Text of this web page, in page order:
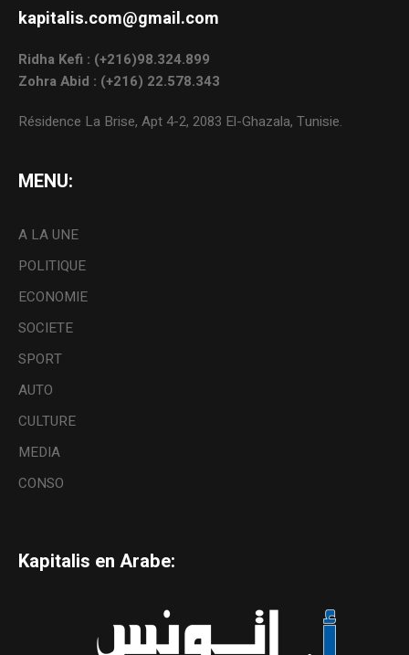
kapitalis.com@gmail.com
Ridha Kefi : (+216)98.324.899
Zohra Abid : (+216) 22.578.343
Résidence La Brise, Apt 4-2, 2083 El-Ghazala, Tunisie.
MENU:
A LA UNE
POLITIQUE
ECONOMIE
SOCIETE
SPORT
AUTO
CULTURE
MEDIA
CONSO
Kapitalis en Arabe: